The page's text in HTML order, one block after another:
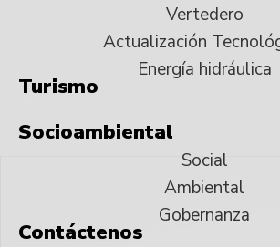
Vertedero
Actualización
Energía hidráulica
Turismo
Socioambiental
Social
Ambiental
Gobernanza
Contáctenos